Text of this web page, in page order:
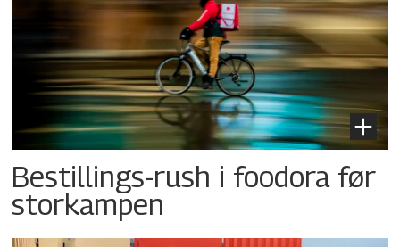
Bestillings-rush i foodora før
storkampen